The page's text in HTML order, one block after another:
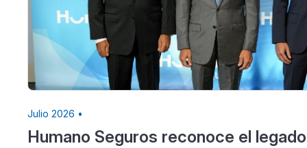
Julio 2026 •
Humano Seguros reconoce el